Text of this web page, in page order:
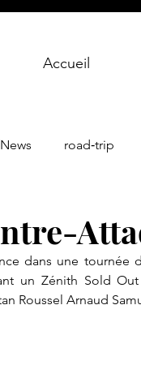
Accueil
road‑trip
un Zénith Sold
Roussel Arnaud